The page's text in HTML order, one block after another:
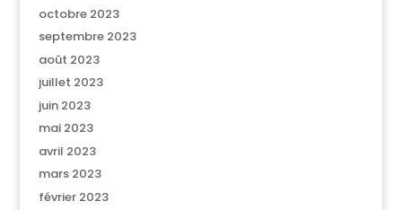
octobre 2023
septembre 2023
août 2023
juillet 2023
juin 2023
mai 2023
avril 2023
mars 2023
février 2023